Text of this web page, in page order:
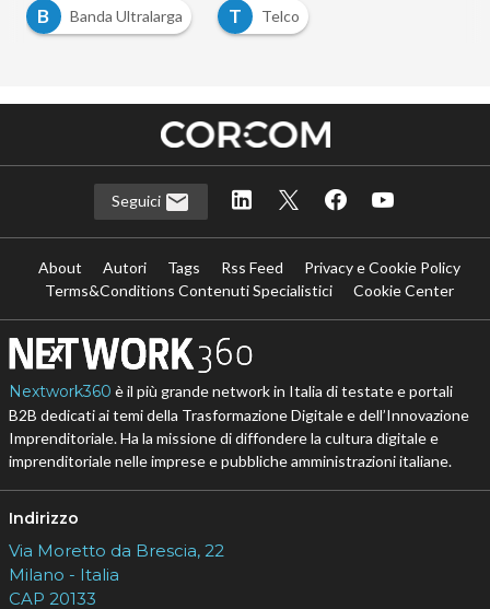
B
Banda Ultralarga T Telco
Seguici
About Autori Tags Rss Feed
Privacy e Cookie Policy
Terms&Conditions Contenuti Specialistici
Cookie Center
Nextwork360 è il più grande network in Italia di testate e portali
B2B dedicati ai temi della Trasformazione Digitale e dell’Innovazione
Imprenditoriale. Ha la missione di diffondere la cultura digitale e
imprenditoriale nelle imprese e pubbliche amministrazioni italiane.
Indirizzo
Via Moretto da Brescia, 22
Milano - Italia
CAP 20133